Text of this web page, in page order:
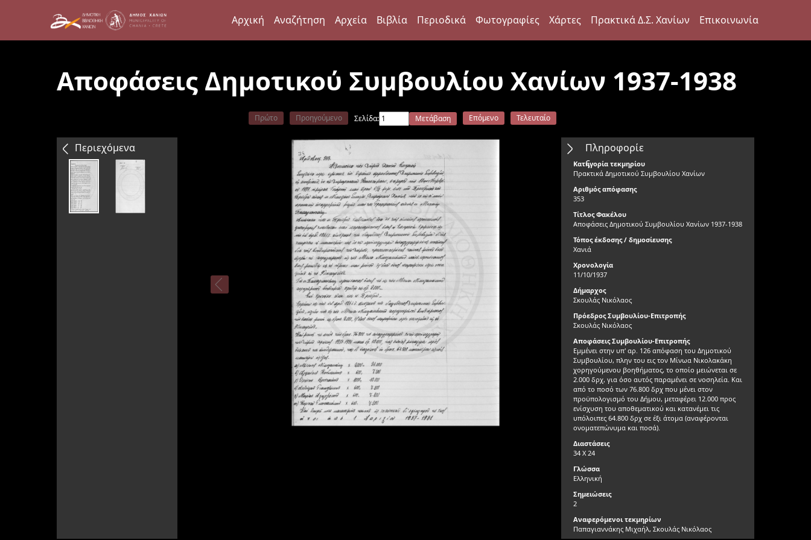
Αρχική Αναζήτηση Αρχεία Βιβλία Περιοδικά Φωτογραφίες Χάρτες Πρακτικά Δ.Σ. Χανίων Επικοινωνία
Αποφάσεις Δημοτικού Συμβουλίου Χανίων 1937-1938
Περιεχόμενα
Πρώτο Προηγούμενο Σελίδα: Μετάβαση Επόμενο Τελευταίο
Πληροφορίε
ς
Κατηγορία τεκμηρίου
Πρακτικά Δημοτικού Συμβουλίου Χανίων
Αριθμός απόφασης
353
Τίτλος Φακέλου
Αποφάσεις Δημοτικού Συμβουλίου Χανίων 1937-1938
Τόπος έκδοσης / δημοσίευσης
Χανιά
Χρονολογία
11/10/1937
Δήμαρχος
Σκουλάς Νικόλαος
Πρόεδρος Συμβουλίου-Επιτροπής
Σκουλάς Νικόλαος
Αποφάσεις Συμβουλίου-Επιτροπής
Εμμένει στην υπ' αρ. 126 απόφαση του Δημοτικού
Συμβουλίου, πλην του εις τον Μίνωα Νικολακάκη
χορηγούμενου βοηθήματος, το οποίο μειώνεται σε
2.000 δρχ, για όσο αυτός παραμένει σε νοσηλεία. Και
από το ποσό των 76.800 δρχ που μένει στον
προϋπολογισμό του Δήμου, μεταφέρει 12.000 προς
ενίσχυση του αποθεματικού και κατανέμει τις
υπόλοιπες 64.800 δρχ σε έξι άτομα (αναφέρονται
ονοματεπώνυμα και ποσά).
Διαστάσεις
34 Χ 24
Γλώσσα
Ελληνική
Σημειώσεις
2
Αναφερόμενοι τεκμηρίων
Παπαγιαννάκης Μιχαήλ, Σκουλάς Νικόλαος